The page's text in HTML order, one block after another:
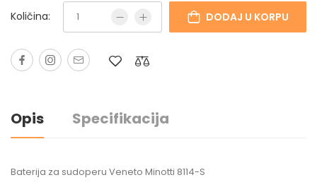
Količina: DODAJ U KORPU
Opis Specifikacija
Baterija za sudoperu Veneto Minotti 8114-S